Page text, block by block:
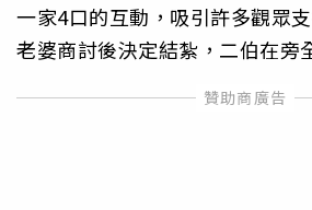
一家4口的互動，吸引許多觀眾
老婆商討後決定結紮，二伯在旁